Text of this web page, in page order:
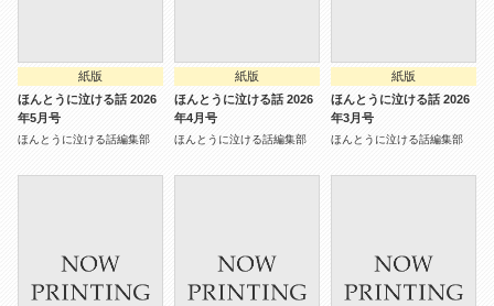
紙版
ほんとうに泣ける話 2026
年5月号
ほんとうに泣ける話編集部
紙版
ほんとうに泣ける話 2026
年4月号
ほんとうに泣ける話編集部
紙版
ほんとうに泣ける話 2026
年3月号
ほんとうに泣ける話編集部